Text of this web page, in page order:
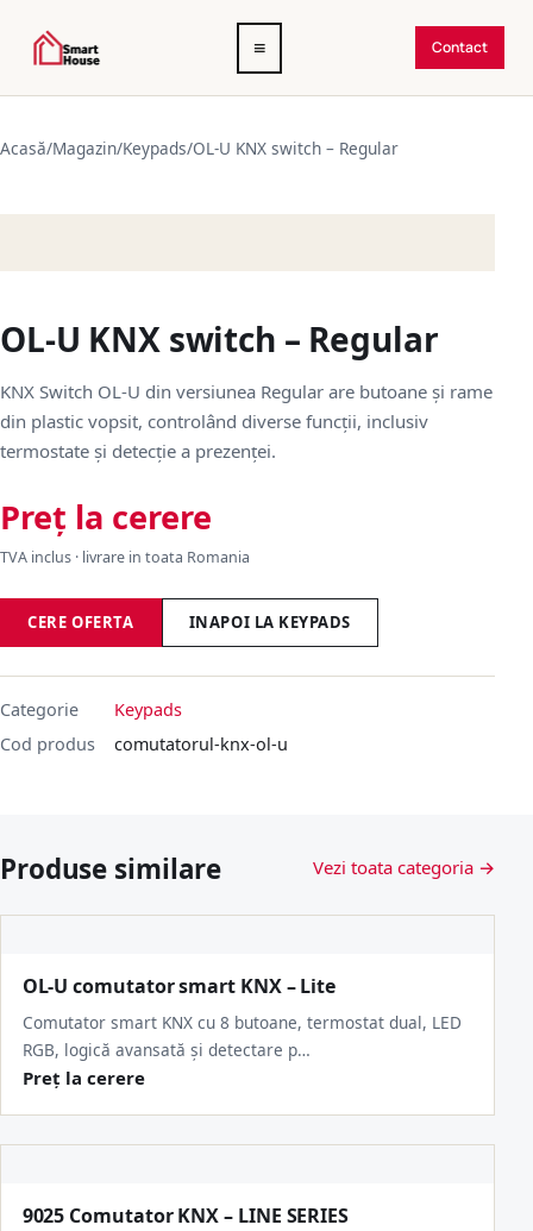
Deschide
meniul
≡ Contact
Acasă/Magazin/Keypads/OL-U KNX switch – Regular
OL-U KNX switch – Regular
KNX Switch OL-U din versiunea Regular are butoane și rame
din plastic vopsit, controlând diverse funcții, inclusiv
termostate și detecție a prezenței.
Preț la cerere
TVA inclus · livrare in toata Romania
CERE OFERTA INAPOI LA KEYPADS
Categorie
Keypads
Cod produs
comutatorul-knx-ol-u
Produse similare Vezi toata categoria →
OL-U comutator smart KNX – Lite
Comutator smart KNX cu 8 butoane, termostat dual, LED
RGB, logică avansată și detectare p…
Preț la cerere
9025 Comutator KNX – LINE SERIES